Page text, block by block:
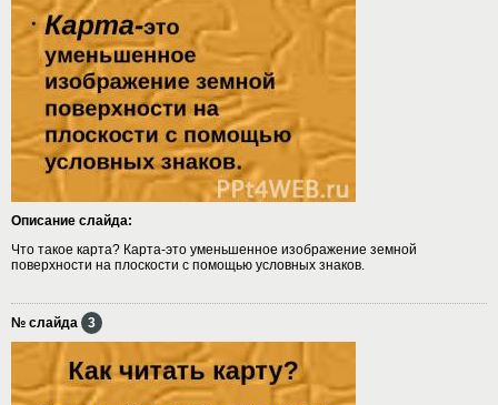
Описание слайда:
Что такое карта? Карта-это уменьшенное изображение земной
поверхности на плоскости с помощью условных знаков.
№ слайда 3